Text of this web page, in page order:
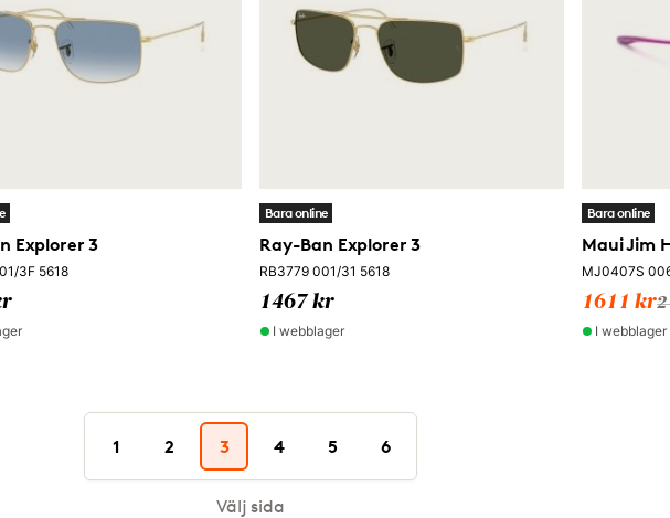
Explorer 3
3F 5618
Bara online
Ray-Ban Explorer 3
RB3779 001/31 5618
1467 kr
I webblager
Bara online
Maui Jim
MJ0407S
1611 kr
I webblager
1 2 3 4 5 6
Välj sida